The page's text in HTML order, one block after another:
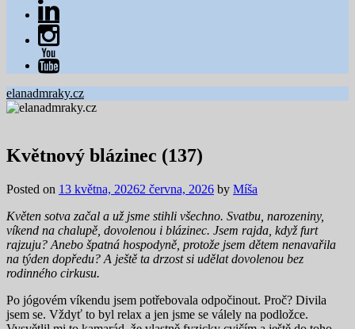
elanadmraky.cz
Květnový blázinec (137)
Posted on 13 května, 20262 června, 2026 by Míša
Květen sotva začal a už jsme stihli všechno. Svatbu, narozeniny,
víkend na chalupě, dovolenou i blázinec. Jsem rajda, když furt
rajzuju? Anebo špatná hospodyně, protože jsem dětem nenavařila
na týden dopředu? A ještě ta drzost si udělat dovolenou bez
rodinného cirkusu.
Po jógovém víkendu jsem potřebovala odpočinout. Proč? Divila
jsem se. Vždyť to byl relax a jen jsme se válely na podložce.